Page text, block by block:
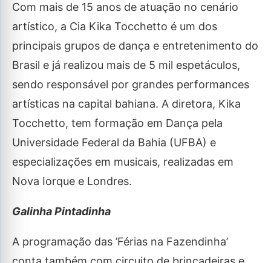
Com mais de 15 anos de atuação no cenário
artístico, a Cia Kika Tocchetto é um dos
principais grupos de dança e entretenimento do
Brasil e já realizou mais de 5 mil espetáculos,
sendo responsável por grandes performances
artísticas na capital bahiana. A diretora, Kika
Tocchetto, tem formação em Dança pela
Universidade Federal da Bahia (UFBA) e
especializações em musicais, realizadas em
Nova Iorque e Londres.
Galinha Pintadinha
A programação das ’Férias na Fazendinha’